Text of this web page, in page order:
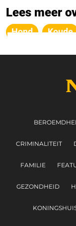
Lees meer
Hond Koude
CRIMINALITEIT
FAMILIE
GEZONDHEID